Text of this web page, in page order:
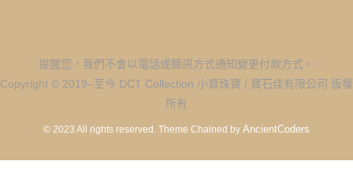
提醒您，我們不會以電話或簡訊方式通知變更付款方式。
Copyright © 2019–至今 DCT Collection 小資珠寶 / 寶石佳有限公司 版權
所有
© 2023 All rights reserved. Theme Chained by AncientCoders